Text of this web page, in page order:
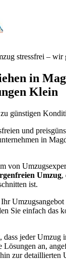
stressfrei – wir
in
Klein
günstigen
und
in
von
Umzug,
ist.
Sie einfach das
dass jeder Umzug
Lösungen an,
zur detaillierten